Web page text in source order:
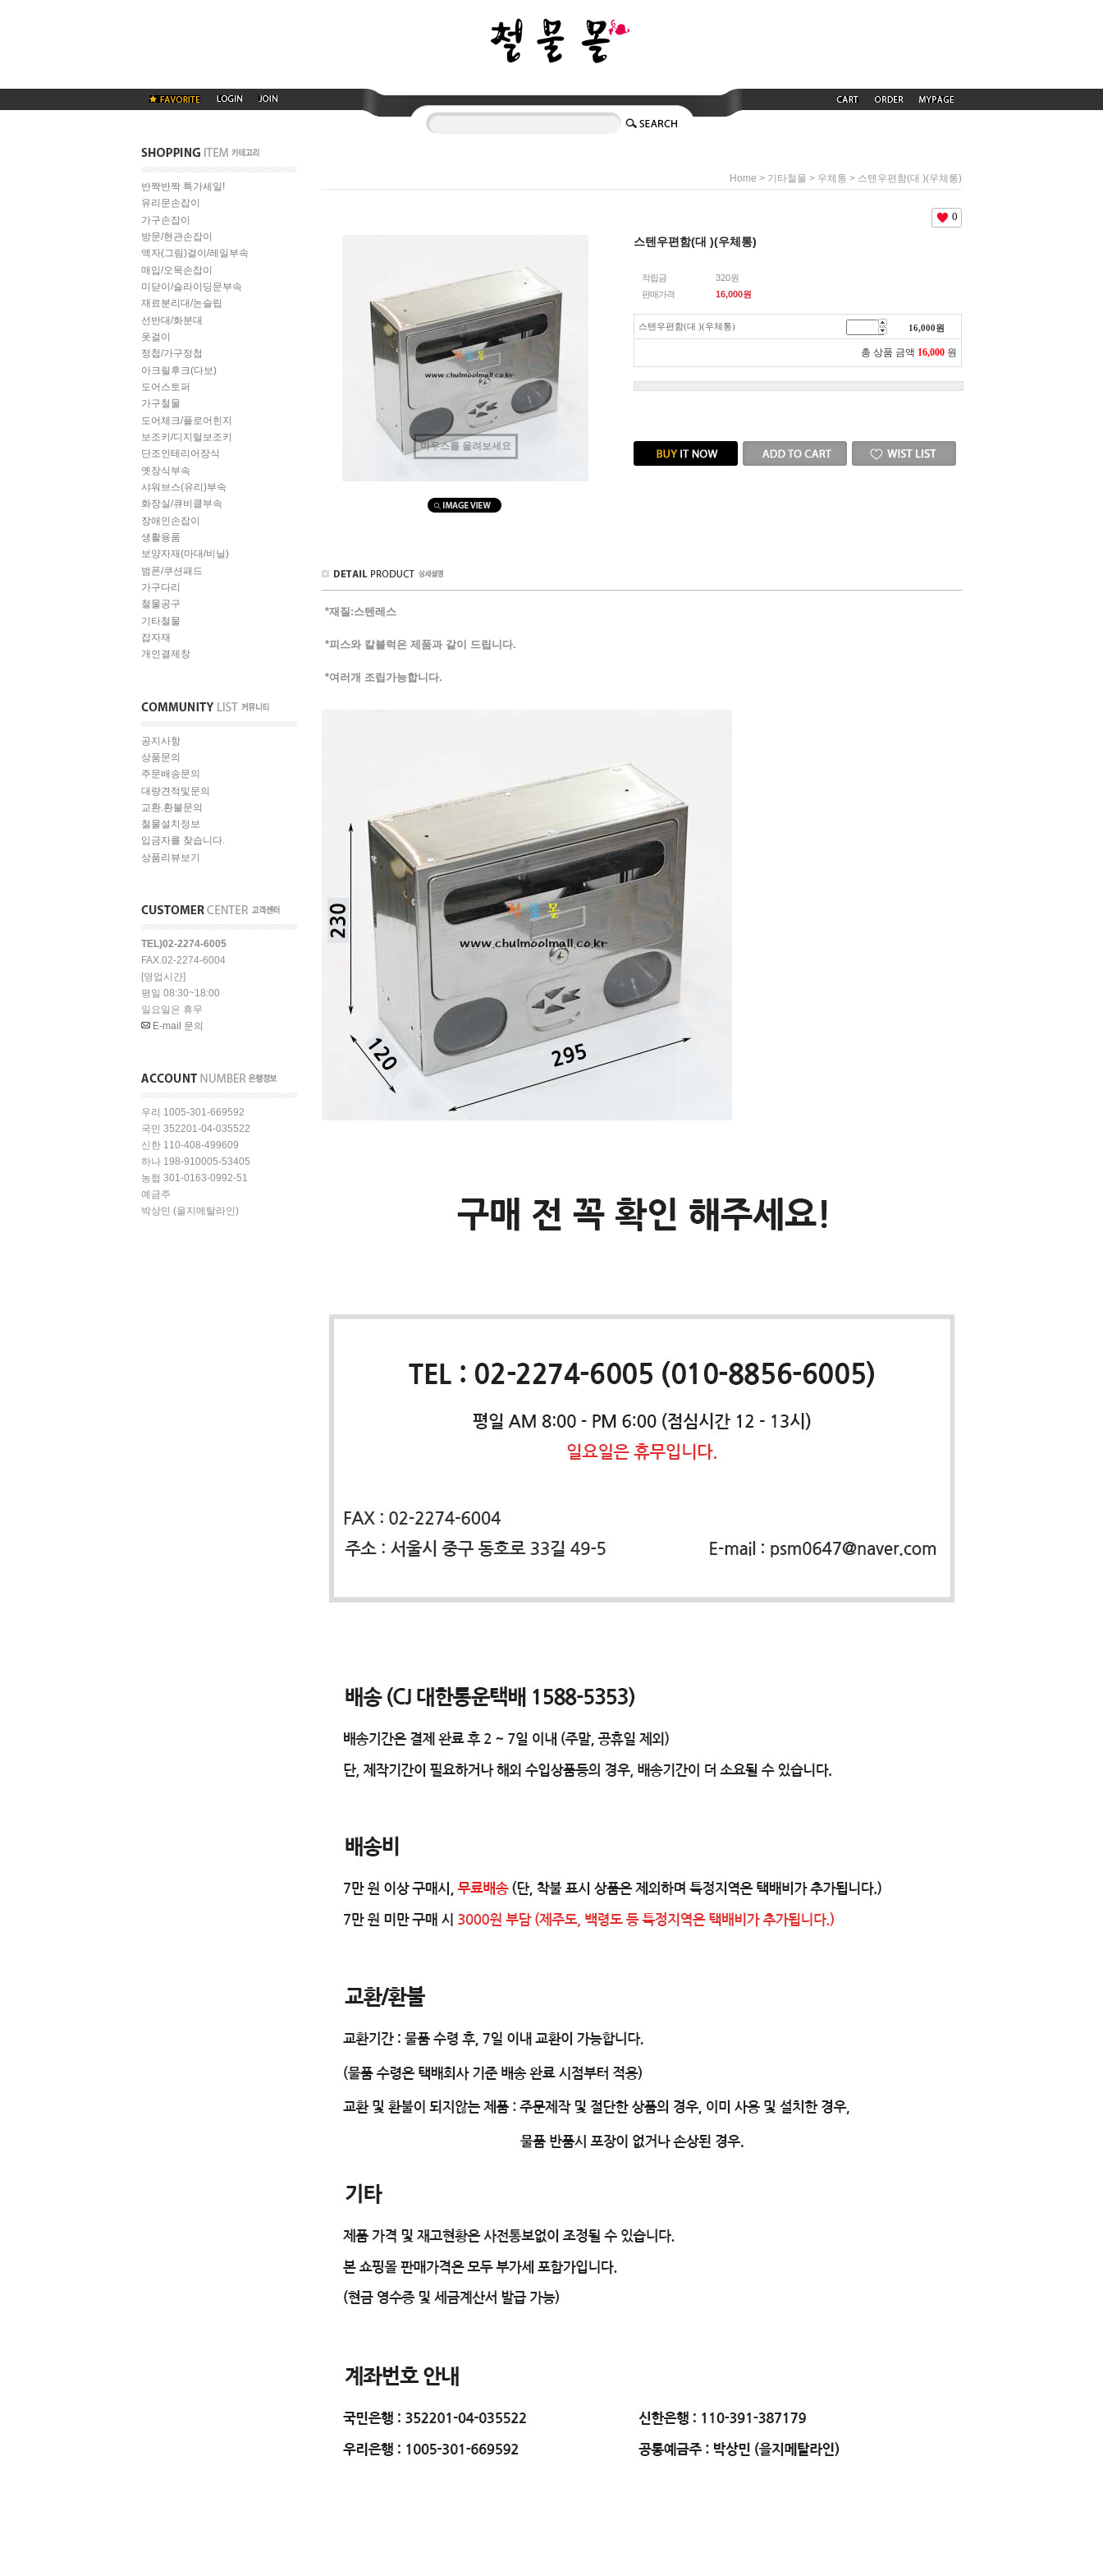
반짝반짝 특가세일!
유리문손잡이
가구손잡이
방문/현관손잡이
액자(그림)걸이/레일부속
매입/오목손잡이
미닫이/슬라이딩문부속
재료분리대/논슬립
선반대/화분대
옷걸이
정첩/가구정첩
아크릴후크(다보)
도어스토퍼
가구철물
도어체크/플로어힌지
보조키/디지털보조키
단조인테리어장식
옛장식부속
샤워브스(유리)부속
화장실/큐비클부속
장애인손잡이
생활용품
보양자재(마대/비닐)
범폰/쿠션패드
가구다리
철물공구
기타철물
잡자재
개인결제창
공지사항
상품문의
주문배송문의
대량견적및문의
교환.환불문의
철물설치정보
입금자를 찾습니다.
상품리뷰보기
TEL)02-2274-6005
FAX.02-2274-6004
[영업시간]
평일 08:30~18:00
일요일은 휴무
E-mail 문의
우리 1005-301-669592
국민 352201-04-035522
신한 110-408-499609
하나 198-910005-53405
농협 301-0163-0992-51
예금주
박상민 (을지메탈라인)
Home > 기타철물 > 우체통 > 스텐우편함(대 )(우체통)
마우스를 올려보세요
0
스텐우편함(대 )(우체통)
적립금
320원
판매가격
16,000원
스텐우편함(대 )(우체통) 16,000원
총 상품 금액 16,000 원
*재질:스텐레스
*피스와 칼블럭은 제품과 같이 드립니다.
*여러개 조립가능합니다.